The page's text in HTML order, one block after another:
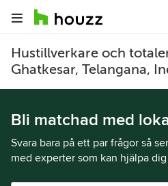
Hustillverkare och
Ghatkesar, Telangana,
Bli matchad med
Svara bara på ett par frågor så
med experter som kan hjälpa dig